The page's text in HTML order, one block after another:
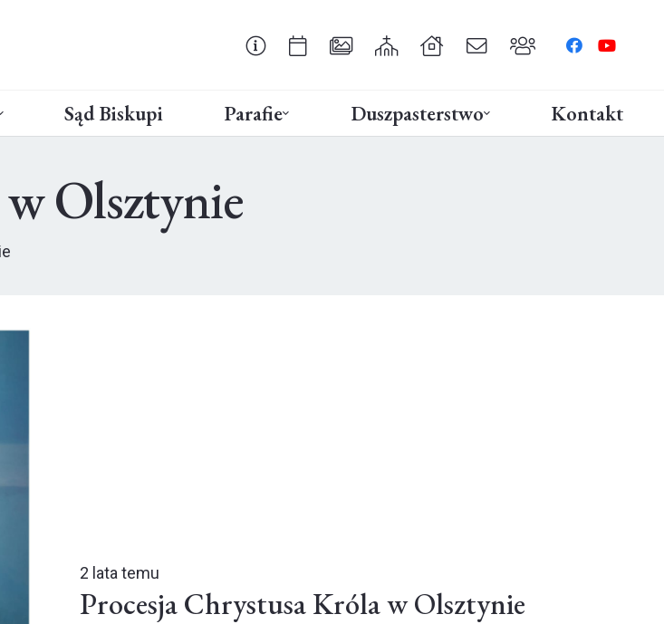
Sąd Biskupi Parafie Duszpasterstwo Kontakt
Olsztynie
2 lata temu
Procesja Chrystusa Króla w Olsztynie